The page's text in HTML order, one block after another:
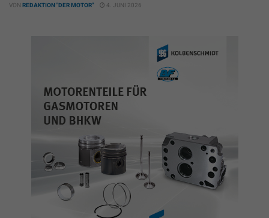
VON REDAKTION "DER MOTOR" 4. JUNI 2026